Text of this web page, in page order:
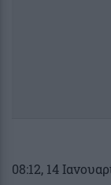
08:12, 14